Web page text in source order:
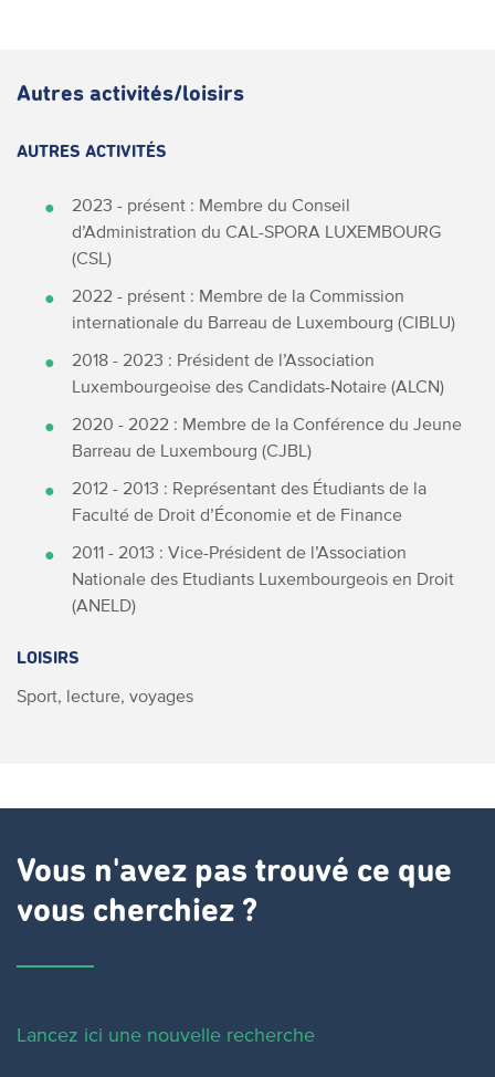
Autres activités/loisirs
AUTRES ACTIVITÉS
2023 - présent : Membre du Conseil
d’Administration du CAL-SPORA LUXEMBOURG
(CSL)
2022 - présent : Membre de la Commission
internationale du Barreau de Luxembourg (CIBLU)
2018 - 2023 : Président de l’Association
Luxembourgeoise des Candidats-Notaire (ALCN)
2020 - 2022 : Membre de la Conférence du Jeune
Barreau de Luxembourg (CJBL)
2012 - 2013 : Représentant des Étudiants de la
Faculté de Droit d’Économie et de Finance
2011 - 2013 : Vice-Président de l’Association
Nationale des Etudiants Luxembourgeois en Droit
(ANELD)
LOISIRS
Sport, lecture, voyages
Vous n'avez pas trouvé ce que
vous cherchiez ?
Lancez ici une nouvelle recherche